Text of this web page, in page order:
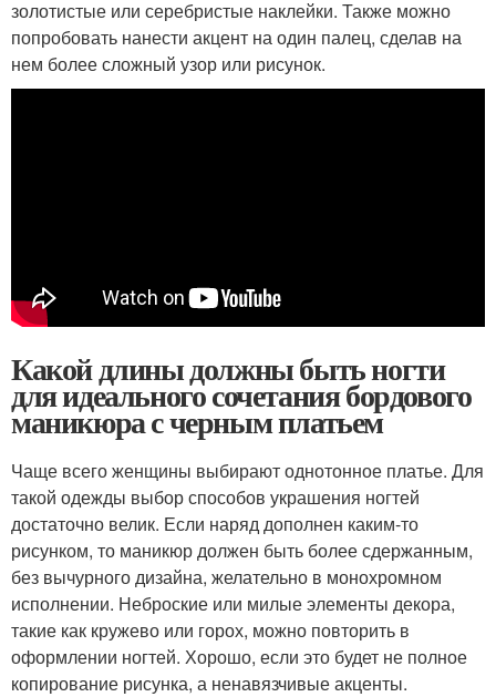
золотистые или серебристые наклейки. Также можно
попробовать нанести акцент на один палец, сделав на
нем более сложный узор или рисунок.
Какой длины должны быть ногти
для идеального сочетания бордового
маникюра с черным платьем
Чаще всего женщины выбирают однотонное платье. Для
такой одежды выбор способов украшения ногтей
достаточно велик. Если наряд дополнен каким-то
рисунком, то маникюр должен быть более сдержанным,
без вычурного дизайна, желательно в монохромном
исполнении. Неброские или милые элементы декора,
такие как кружево или горох, можно повторить в
оформлении ногтей. Хорошо, если это будет не полное
копирование рисунка, а ненавязчивые акценты.